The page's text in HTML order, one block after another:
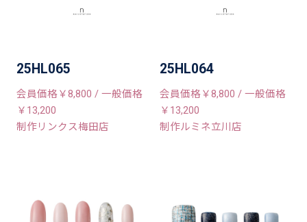
25HL065
会員価格￥8,800 / 一般価格
￥13,200
制作リンクス梅田店
25HL064
会員価格￥8,800 / 一般価格
￥13,200
制作ルミネ立川店